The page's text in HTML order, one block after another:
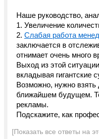
Наше руководство,
1. Увеличение
2. Слабая работа
заключается в
отнимает очень много
Выход из этой
вкладывая гигантские
Возможно, нужно взять
ближайшем будущем.
рекламы.
Подскажите, как
[Показать все ответы на